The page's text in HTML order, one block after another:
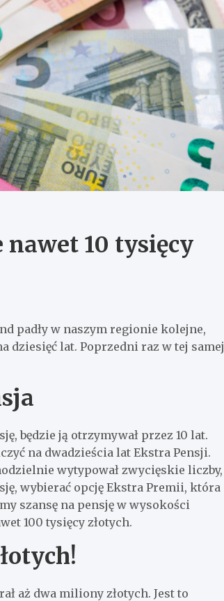
10 tysięcy
padły w naszym regionie kolejne,
dziesięć lat. Poprzedni raz w tej samej
będzie ją otrzymywał przez 10 lat.
na dwadzieścia lat Ekstra Pensji.
wytypował zwycięskie liczby,
wybierać opcję Ekstra Premii, która
szansę na pensję w wysokości
100 tysięcy złotych.
aż dwa miliony złotych. Jest to